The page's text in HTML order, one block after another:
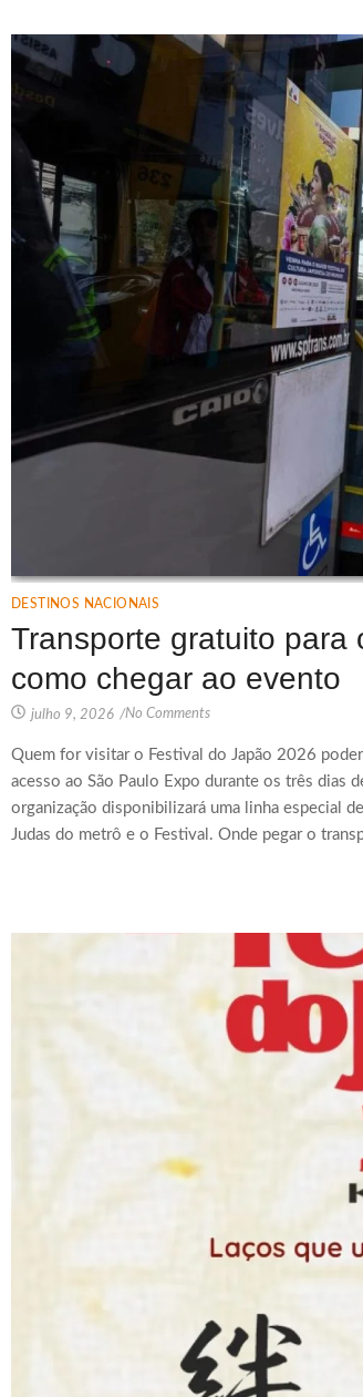
DESTINOS NACIONAIS
Transporte gratuito
como chegar ao evento
julho 9, 2026 /No Comments
Quem for visitar o Festival do Japão 2026
acesso ao São Paulo Expo durante os três dias
organização disponibilizará uma linha especial
Judas do metrô e o Festival. Onde pegar o